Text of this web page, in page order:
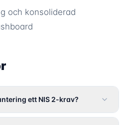
och konsoliderad
ett NIS 2-krav?